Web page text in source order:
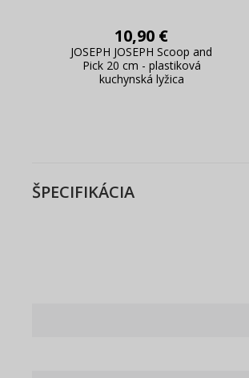
10,90 €
JOSEPH JOSEPH Scoop and
Pick 20 cm - plastiková
kuchynská lyžica
ŠPECIFIKÁCIA